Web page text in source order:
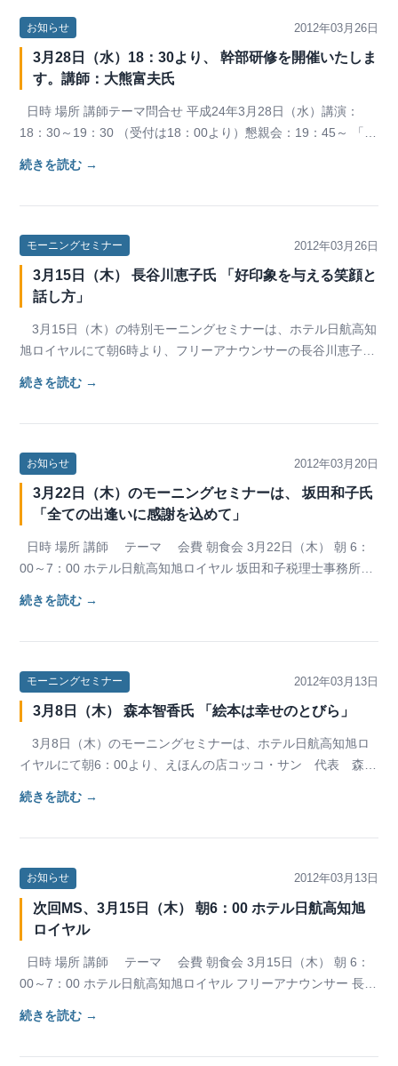
お知らせ 2012年03月26日
3月28日（水）18：30より、 幹部研修を開催いたしま
す。講師：大熊富夫氏
日時 場所 講師テーマ問合せ 平成24年3月28日（水）講演：
18：30～19：30 （受付は18：00より）懇親会：19：45～ 「酒
続きを読む →
モーニングセミナー 2012年03月26日
3月15日（木） 長谷川恵子氏 「好印象を与える笑顔と
話し方」
3月15日（木）の特別モーニングセミナーは、ホテル日航高知
旭ロイヤルにて朝6時より、フリーアナウンサーの長谷川恵子氏
続きを読む →
お知らせ 2012年03月20日
3月22日（木）のモーニングセミナーは、 坂田和子氏
「全ての出逢いに感謝を込めて」
日時 場所 講師 テーマ 会費 朝食会 3月22日（木） 朝 6：
00～7：00 ホテル日航高知旭ロイヤル 坂田和子税理士事務所
続きを読む →
モーニングセミナー 2012年03月13日
3月8日（木） 森本智香氏 「絵本は幸せのとびら」
3月8日（木）のモーニングセミナーは、ホテル日航高知旭ロ
イヤルにて朝6：00より、えほんの店コッコ・サン 代表 森本
続きを読む →
お知らせ 2012年03月13日
次回MS、3月15日（木） 朝6：00 ホテル日航高知旭
ロイヤル
日時 場所 講師 テーマ 会費 朝食会 3月15日（木） 朝 6：
00～7：00 ホテル日航高知旭ロイヤル フリーアナウンサー 長
続きを読む →